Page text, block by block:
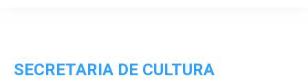
SECRETARIA DE CULTURA